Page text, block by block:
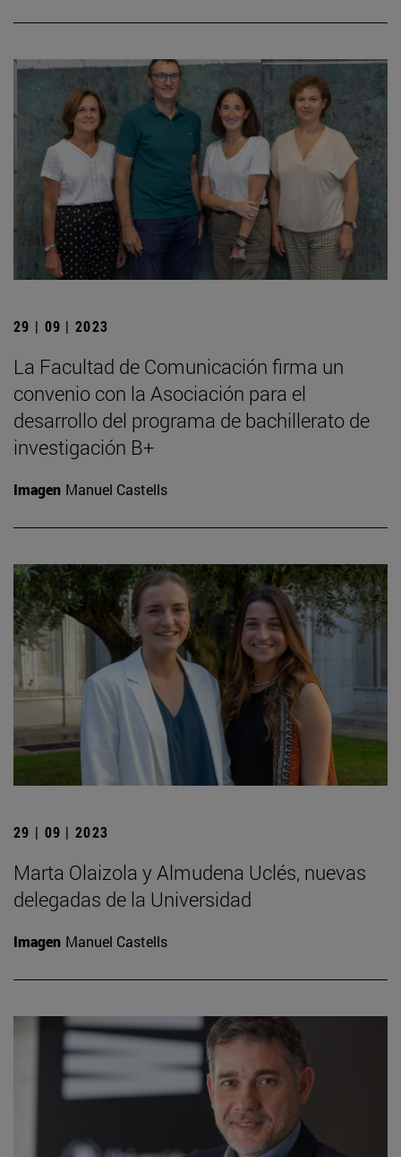
29 | 09 | 2023
La Facultad de Comunicación firma un
convenio con la Asociación para el
desarrollo del programa de bachillerato de
investigación B+
Imagen Manuel Castells
29 | 09 | 2023
Marta Olaizola y Almudena Uclés, nuevas
delegadas de la Universidad
Imagen Manuel Castells